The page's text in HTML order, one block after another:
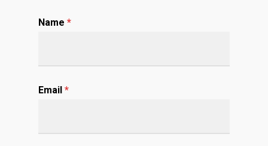
Name *
Email *